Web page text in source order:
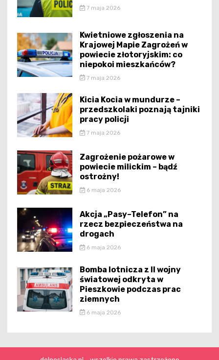
7 maja 2026
Kwietniowe zgłoszenia na
Krajowej Mapie Zagrożeń w
powiecie złotoryjskim: co
niepokoi mieszkańców?
7 maja 2026
Kicia Kocia w mundurze –
przedszkolaki poznają tajniki
pracy policji
7 maja 2026
Zagrożenie pożarowe w
powiecie milickim – bądź
ostrożny!
6 maja 2026
Akcja „Pasy–Telefon” na
rzecz bezpieczeństwa na
drogach
6 maja 2026
Bomba lotnicza z II wojny
światowej odkryta w
Pieszkowie podczas prac
ziemnych
6 maja 2026